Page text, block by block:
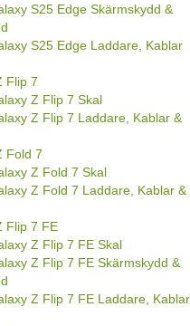
S25 Edge Skärmskydd &
S25 Edge Laddare, Kablar
Flip 7
Z Flip 7 Skal
Z Flip 7 Laddare, Kablar &
Fold 7
Z Fold 7 Skal
Z Fold 7 Laddare, Kablar &
Flip 7 FE
Z Flip 7 FE Skal
Z Flip 7 FE Skärmskydd &
Z Flip 7 FE Laddare, Kablar